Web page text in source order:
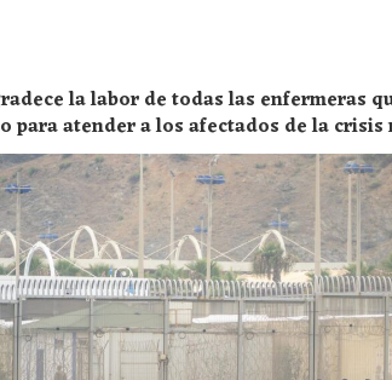
la labor de todas las enfermeras
para atender a los afectados de la